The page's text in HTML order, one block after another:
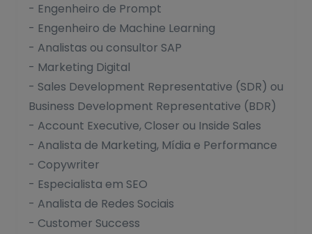
- Engenheiro de Prompt
- Engenheiro de Machine Learning
- Analistas ou consultor SAP
- Marketing Digital
- Sales Development Representative (SDR) ou
Business Development Representative (BDR)
- Account Executive, Closer ou Inside Sales
- Analista de Marketing, Mídia e Performance
- Copywriter
- Especialista em SEO
- Analista de Redes Sociais
- Customer Success